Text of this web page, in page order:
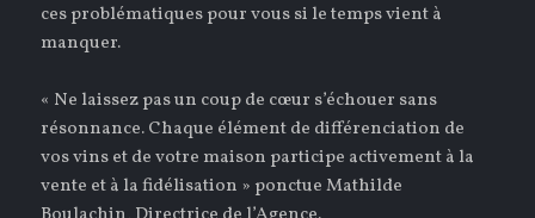
ces problématiques pour vous si le temps vient à
manquer.
« Ne laissez pas un coup de cœur s’échouer sans
résonnance. Chaque élément de différenciation de
vos vins et de votre maison participe activement à la
vente et à la fidélisation » ponctue Mathilde